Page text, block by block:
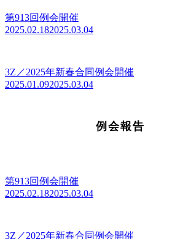
第913回例会開催
2025.02.182025.03.04
3Z／2025年新春合同例会開催
2025.01.092025.03.04
例会報告
第913回例会開催
2025.02.182025.03.04
3Z／2025年新春合同例会開催